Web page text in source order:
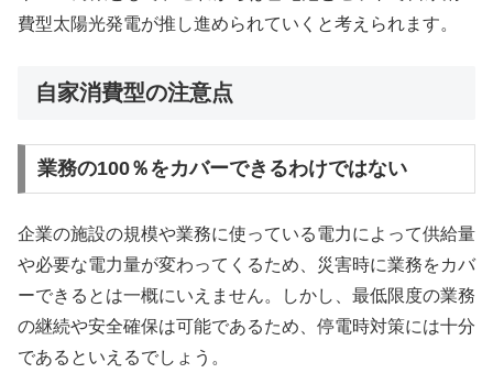
費型太陽光発電が推し進められていくと考えられます。
自家消費型の注意点
業務の100％をカバーできるわけではない
企業の施設の規模や業務に使っている電力によって供給量
や必要な電力量が変わってくるため、災害時に業務をカバ
ーできるとは一概にいえません。しかし、最低限度の業務
の継続や安全確保は可能であるため、停電時対策には十分
であるといえるでしょう。